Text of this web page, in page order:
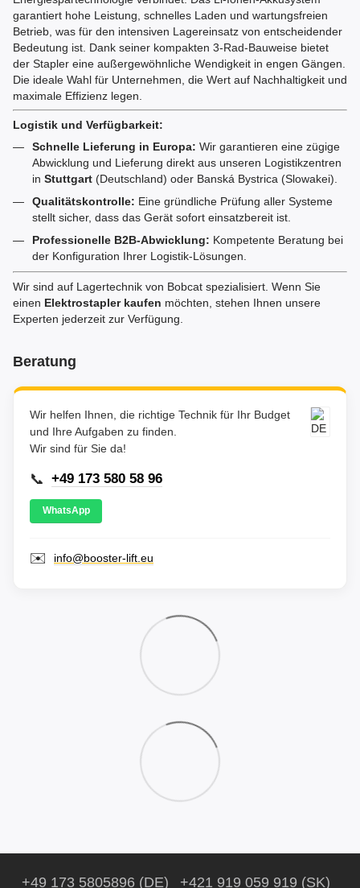
garantiert hohe Leistung, schnelles Laden und wartungsfreien
Betrieb, was für den intensiven Lagereinsatz von entscheidender
Bedeutung ist. Dank seiner kompakten 3-Rad-Bauweise bietet
der Stapler eine außergewöhnliche Wendigkeit in engen Gängen.
Die ideale Wahl für Unternehmen, die Wert auf Nachhaltigkeit und
maximale Effizienz legen.
Logistik und Verfügbarkeit:
Schnelle Lieferung in Europa: Wir garantieren eine zügige
Abwicklung und Lieferung direkt aus unseren Logistikzentren
in Stuttgart (Deutschland) oder Banská Bystrica (Slowakei).
Qualitätskontrolle: Eine gründliche Prüfung aller Systeme
stellt sicher, dass das Gerät sofort einsatzbereit ist.
Professionelle B2B-Abwicklung: Kompetente Beratung bei
der Konfiguration Ihrer Logistik-Lösungen.
Wir sind auf Lagertechnik von Bobcat spezialisiert. Wenn Sie
einen Elektrostapler kaufen möchten, stehen Ihnen unsere
Experten jederzeit zur Verfügung.
Beratung
Wir helfen Ihnen, die richtige Technik für Ihr Budget
und Ihre Aufgaben zu finden.
Wir sind für Sie da!
📞 +49 173 580 58 96
WhatsApp
✉️ info@booster-lift.eu
+49 173 5805896 (DE) +421 919 059 919 (SK)